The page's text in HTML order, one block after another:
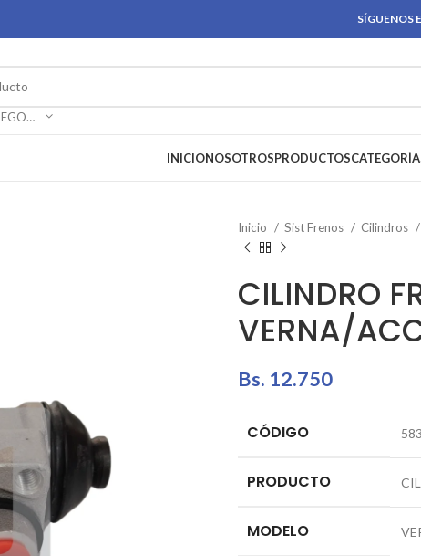
SÍGUENOS
SELECCIONAR CATEGORÍA
INICIONOSOTROSPRODUCTOS
Inicio Sist Frenos Cilindros
CILINDRO
VERNA/
Bs. 12.750
CÓDIGO
PRODUCTO
MODELO